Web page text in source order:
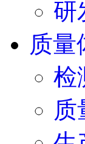
研
质量
检
质